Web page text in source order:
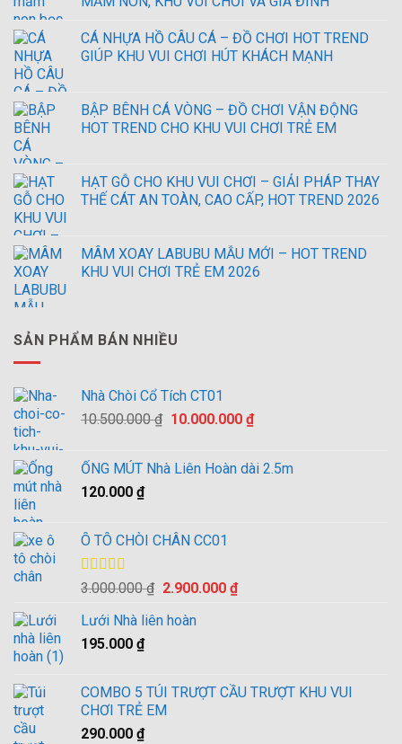
CÁ NHỰA HỒ CÂU CÁ – ĐỒ CHƠI HOT TREND
GIÚP KHU VUI CHƠI HÚT KHÁCH MẠNH
BẬP BÊNH CÁ VÒNG – ĐỒ CHƠI VẬN ĐỘNG
HOT TREND CHO KHU VUI CHƠI TRẺ EM
HẠT GỖ CHO KHU VUI CHƠI – GIẢI PHÁP THAY
THẾ CÁT AN TOÀN, CAO CẤP, HOT TREND 2026
MÂM XOAY LABUBU MẪU MỚI – HOT TREND
KHU VUI CHƠI TRẺ EM 2026
SẢN PHẨM BÁN NHIỀU
Nhà Chòi Cổ Tích CT01
10.500.000₫ Giá
10.500.000 ₫.
10.000.000 ₫Giá
là:
ỐNG MÚT Nhà Liên Hoàn dài 2.5m
120.000 ₫
Ô TÔ CHÒI CHÂN CC01
Được xếp
5 sao
3.000.000₫ Giá
là:
2.900.000 ₫Giá
Lưới Nhà liên hoàn
195.000 ₫
COMBO 5 TÚI TRƯỢT CẦU TRƯỢT KHU VUI
CHƠI TRẺ EM
290.000 ₫